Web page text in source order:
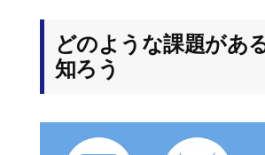
どのような課題があ
知ろう